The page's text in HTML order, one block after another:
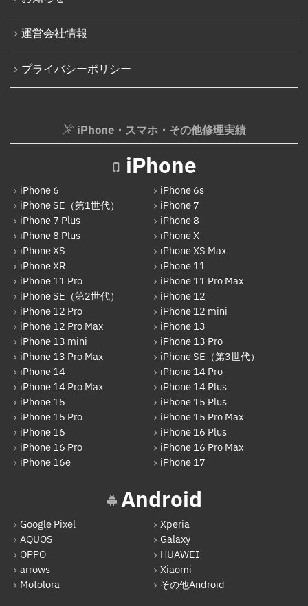
運営会社情報
プライバシーポリシー
iPhone・スマホ・その他修理実績
iPhone
iPhone 6
iPhone 6s
iPhone SE（第1世代）
iPhone 7
iPhone 7 Plus
iPhone 8
iPhone 8 Plus
iPhone X
iPhone XS
iPhone XS Max
iPhone XR
iPhone 11
iPhone 11 Pro
iPhone 11 Pro Max
iPhone SE（第2世代）
iPhone 12
iPhone 12 Pro
iPhone 12 mini
iPhone 12 Pro Max
iPhone 13
iPhone 13 mini
iPhone 13 Pro
iPhone 13 Pro Max
iPhone SE（第3世代）
iPhone 14
iPhone 14 Pro
iPhone 14 Pro Max
iPhone 14 Plus
iPhone 15
iPhone 15 Plus
iPhone 15 Pro
iPhone 15 Pro Max
iPhone 16
iPhone 16 Plus
iPhone 16 Pro
iPhone 16 Pro Max
iPhone 16e
iPhone 17
Android
Google Pixel
Xperia
AQUOS
Galaxy
OPPO
HUAWEI
arrows
Xiaomi
Motolora
その他Android